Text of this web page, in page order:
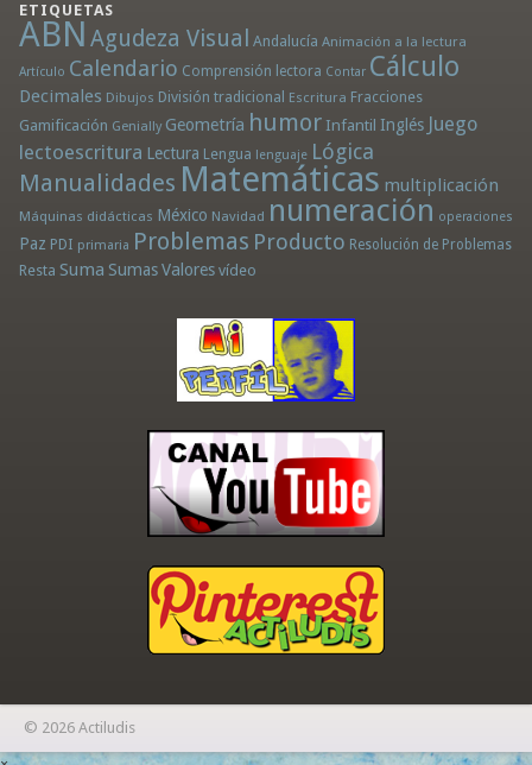
ETIQUETAS
ABN Agudeza Visual Andalucía Animación a la lectura
Artículo Calendario Comprensión lectora Contar Cálculo
Decimales Dibujos División tradicional Escritura Fracciones
Gamificación Genially Geometría humor Infantil Inglés Juego
lectoescritura Lectura Lengua lenguaje Lógica
Manualidades Matemáticas multiplicación
Máquinas didácticas México Navidad numeración operaciones
Paz PDI primaria Problemas Producto Resolución de Problemas
Resta Suma Sumas Valores vídeo
© 2026 Actiludis